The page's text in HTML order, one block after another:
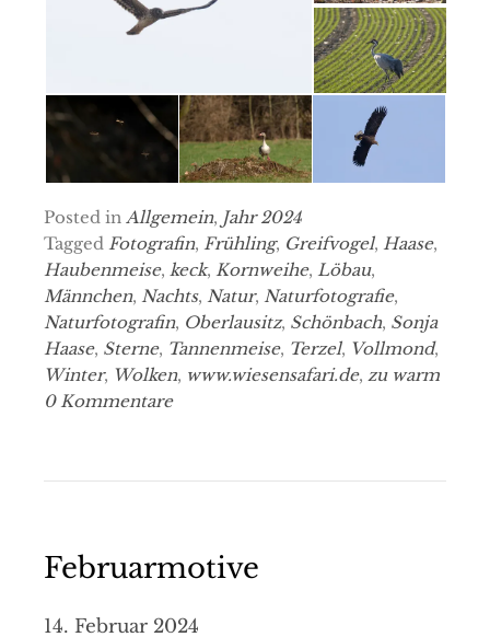
Posted in Allgemein, Jahr 2024
Tagged Fotografin, Frühling, Greifvogel, Haase,
Haubenmeise, keck, Kornweihe, Löbau,
Männchen, Nachts, Natur, Naturfotografie,
Naturfotografin, Oberlausitz, Schönbach, Sonja
Haase, Sterne, Tannenmeise, Terzel, Vollmond,
Winter, Wolken, www.wiesensafari.de, zu warm
0 Kommentare
Februarmotive
14. Februar 2024